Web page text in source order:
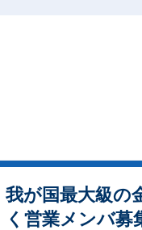
我が国最大級の
く営業メンバ募